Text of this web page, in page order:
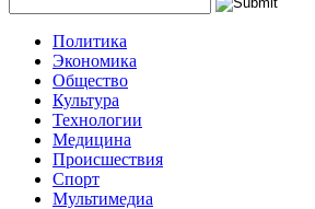
Политика
Экономика
Общество
Культура
Технологии
Медицина
Происшествия
Спорт
Мультимедиа